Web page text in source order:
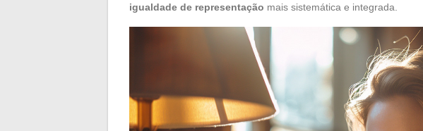
igualdade de representação mais sistemática e integrada.